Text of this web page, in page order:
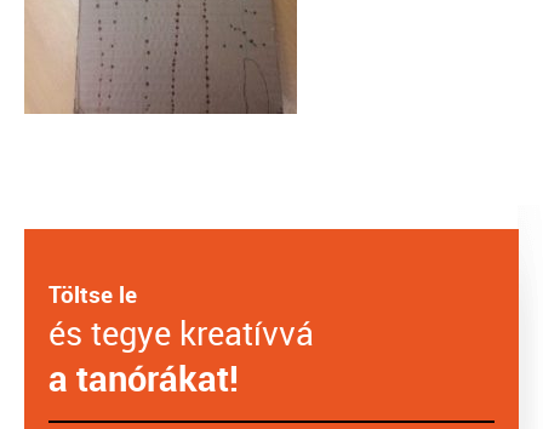
Töltse le
és tegye kreatívvá
a tanórákat!